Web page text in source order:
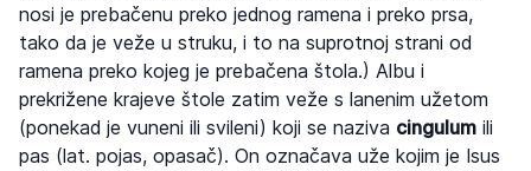
nosi je prebačenu preko jednog ramena i preko prsa,
tako da je veže u struku, i to na suprotnoj strani od
ramena preko kojeg je prebačena štola.) Albu i
prekrižene krajeve štole zatim veže s lanenim užetom
(ponekad je vuneni ili svileni) koji se naziva cingulum ili
pas (lat. pojas, opasač). On označava uže kojim je Isus